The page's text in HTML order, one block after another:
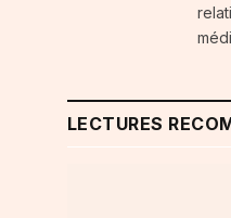
LECTURES